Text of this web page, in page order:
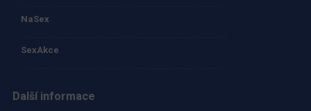
NaSex
SexAkce
Další informace